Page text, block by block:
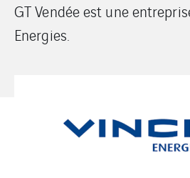
GT Vendée est une
Energies.